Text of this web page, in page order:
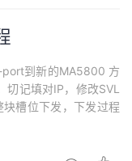
到新的MA5800 方
切记填对IP，修改SVL
槽位下发，下发过程
意有无专线业务，有